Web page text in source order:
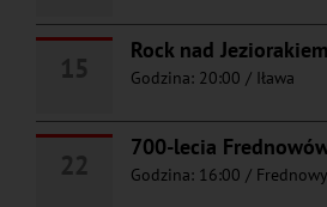
Rock nad
Godzina: 20:00 / Iława
700-lecia
Godzina: 16:00 / Frednowy